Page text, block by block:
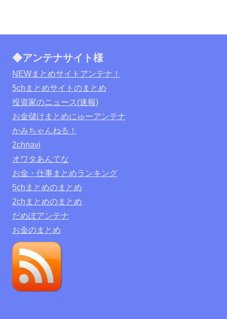
◆アンテナサイト様
NEWまとめサイトアンテナ！
5chまとめサイトのまとめ
投資家のニュース(速報)
お金儲けまとめにゅーアンテナ
かみちゃんねる！
2chnavi
オワタあんてな
お金・仕事まとめランキング
5chまとめのまとめ
2chまとめのまとめ
だめぽアンテナ
お金のまとめ